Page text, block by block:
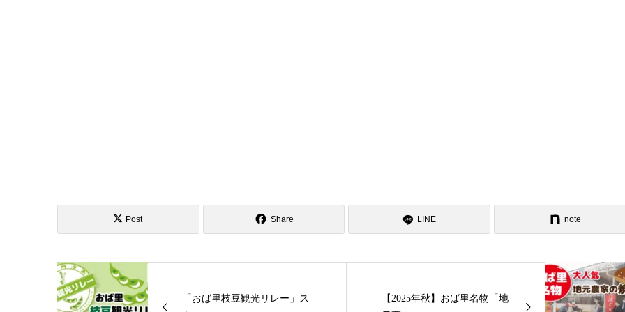
Post Share LINE note
「おば里枝豆観光リレー」ス
【2025年秋】おば里名物「地